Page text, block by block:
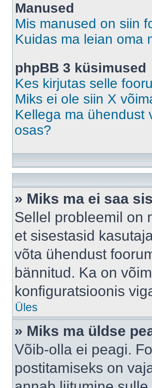
Manused
Mis manused on siin
Kuidas ma leian oma
phpBB 3 küsimused
Kes kirjutas selle
Miks ei ole siin X
Kellega ma ühendust
osas?
» Miks ma ei saa
Sellel probleemil on
et sisestasid
võta ühendust
bännitud. Ka on
konfiguratsioonis
Üles
» Miks ma üldse
Võib-olla ei peagi.
postitamiseks on